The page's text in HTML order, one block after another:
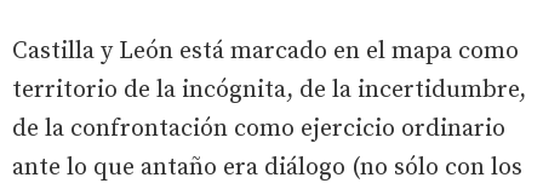
Castilla y León está marcado en el mapa como
territorio de la incógnita, de la incertidumbre,
de la confrontación como ejercicio ordinario
ante lo que antaño era diálogo (no sólo con los